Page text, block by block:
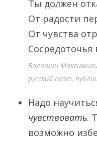
Ты должен
От радости
От чувства
Сосредоточья
Волошин
русский поэт,
Надо
чувствовать.
возможно